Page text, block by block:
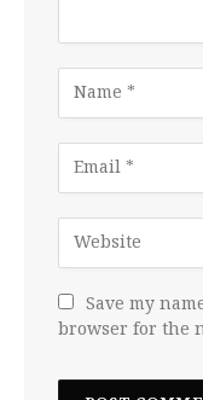
Save my
browser for the